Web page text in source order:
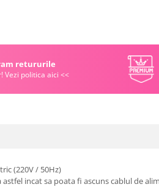
retururile
Vezi politica aici <<
(220V / 50Hz)
incat sa poata fi ascuns cablul de